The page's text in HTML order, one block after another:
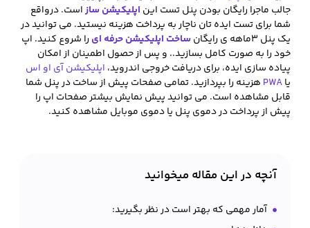
جالب ماجرا رایگان بودن پنل تست این اپلیکیشن سازاست. درواقع
شما برای تست ایده تان ناچار به پرداخت هزینه نیستید. می توانید در
یک پنل 3ماهه ی رایگان
ساخت اپلیکیشن حرفه ای را شروع کنید. اپ
خود را به صورت کامل بسازید.. و پس از حصول اطمینان از امکان
پیاده سازی ایده، برای دریافت خروجی اندروید، اپلیکیشن آی او اس
یاPWA هزینه را بپردازید. تمامی صفحات پیش از ساخت در پنل شما
قابل مشاهده است. می توانید پیش نمایش بیشتر صفحات اپ را
پیش از پرداخت در دموی پنل یا دموی موبایل مشاهده کنید.
آنچه در این مقاله میخوانید
آمار مهمی که بهتر است در نظر بگیرید: